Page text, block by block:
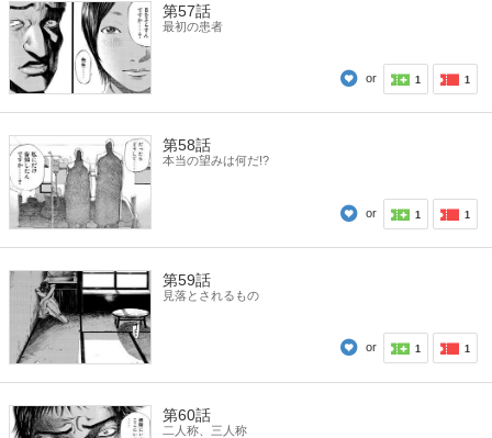
第57話
最初の患者
or 1 1
第58話
本当の望みは何だ!?
or 1 1
第59話
見落とされるもの
or 1 1
第60話
二人称、三人称